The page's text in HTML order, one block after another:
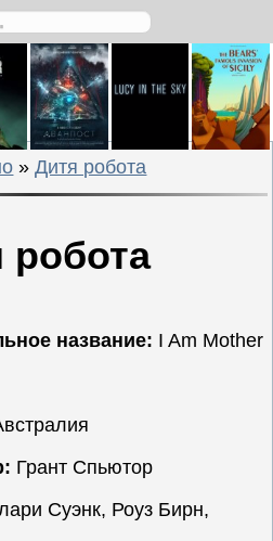
»Дитя робота
робота
название: I Am Mother
Грант Спьютор
Суэнк, Роуз Бирн,